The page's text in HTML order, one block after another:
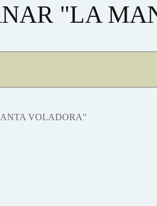
"LA
VOLADORA"